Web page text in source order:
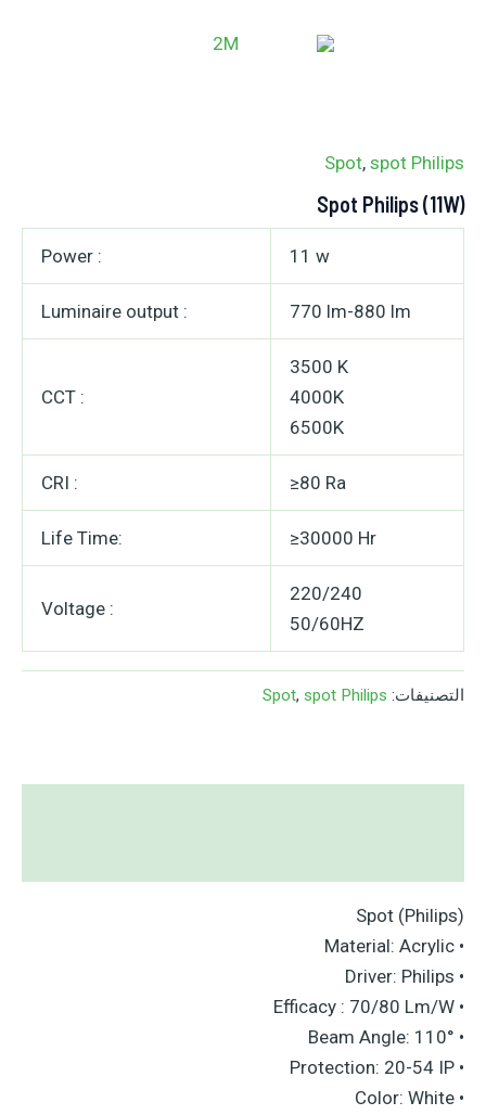
Spot, spot Philips
Spot Philips (11W)
Power : 11 w
Luminaire output : 770 lm-880 lm
CCT :
3500 K
4000K
6500K
CRI : ≥80 Ra
Life Time: ≥30000 Hr
Voltage :
220/240
50/60HZ
التصنيفات: Spot, spot Philips
Spot (Philips)
• Material: Acrylic
• Driver: Philips
• Efficacy : 70/80 Lm/W
• Beam Angle: 110°
• Protection: 20-54 IP
• Color: White